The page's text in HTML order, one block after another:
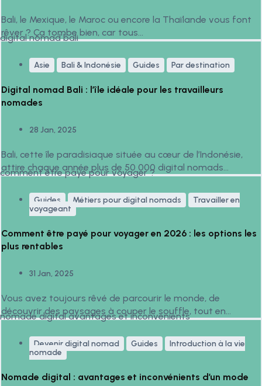
Bali, le Mexique, le Maroc ou encore la Thaïlande vous font
rêver ? Ça tombe bien, car tous...
Asie Bali & Indonésie Guides Par destination
Digital nomad Bali : l’île idéale pour les travailleurs
nomades
28 Jan, 2025
Bali, cette île paradisiaque située au cœur de l’Indonésie,
attire chaque année plus de 50 000 digital nomads...
Guides Métiers pour digital nomads
Travailler en
voyageant
Comment être payé pour voyager en 2026 : les options les
plus rentables
31 Jan, 2025
Vous avez toujours rêvé de parcourir le monde, de
découvrir des paysages à couper le souffle, tout en...
Devenir digital nomad Guides
Introduction à la vie
nomade
Nomade digital : avantages et inconvénients d’un mode